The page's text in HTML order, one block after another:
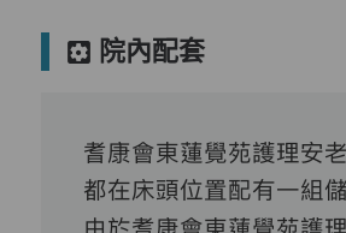
院內配套
耆康會東蓮覺苑護理安
都在床頭位置配有一組